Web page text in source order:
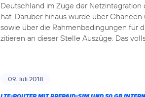
Deutschland im Zuge der Netzintegration
hat. Darüber hinaus wurde über
sowie über die Rahmenbedingungen für
zitieren an dieser Stelle Auszüge. Das
09. Juli 2018